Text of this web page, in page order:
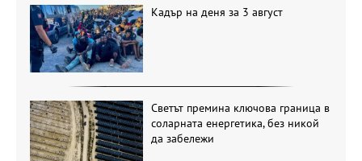
Кадър на деня за 3 август
Светът премина ключова граница в
соларната енергетика, без никой
да забележи